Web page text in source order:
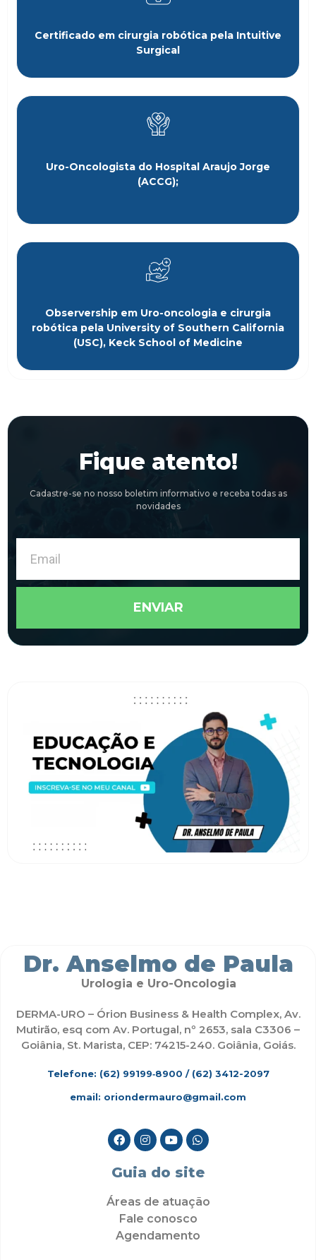
Certificado em cirurgia robótica pela Intuitive
Surgical
Uro-Oncologista do Hospital Araujo Jorge
(ACCG);
Observership em Uro-oncologia e cirurgia
robótica pela University of Southern California
(USC), Keck School of Medicine
Fique atento!
Cadastre-se no nosso boletim informativo e receba todas as
novidades
ENVIAR
Dr. Anselmo de Paula
Urologia e Uro-Oncologia
DERMA-URO – Órion Business & Health Complex, Av.
Mutirão, esq com Av. Portugal, nº 2653, sala C3306 –
Goiânia, St. Marista, CEP: 74215-240. Goiânia, Goiás.
Telefone: (62) 99199‑8900 / (62) 3412-2097
email: oriondermauro@gmail.com
Guia do site
Áreas de atuação
Fale conosco
Agendamento